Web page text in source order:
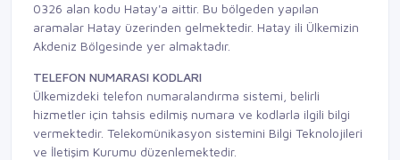
0326 alan kodu Hatay'a aittir. Bu bölgeden yapılan
aramalar Hatay üzerinden gelmektedir. Hatay ili Ülkemizin
Akdeniz Bölgesinde yer almaktadır.
TELEFON NUMARASI KODLARI
Ülkemizdeki telefon numaralandırma sistemi, belirli
hizmetler için tahsis edilmiş numara ve kodlarla ilgili bilgi
vermektedir. Telekomünikasyon sistemini Bilgi Teknolojileri
ve İletişim Kurumu düzenlemektedir.